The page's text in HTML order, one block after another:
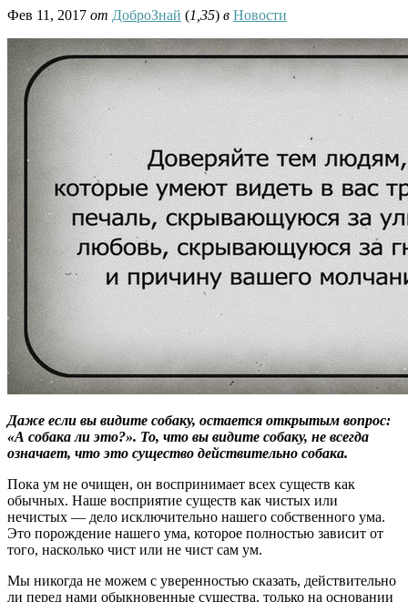
Фев 11, 2017 от ДоброЗнай (1,35) в Новости
Даже если вы видите собаку, остается открытым вопрос:
«А собака ли это?». То, что вы видите собаку, не всегда
означает, что это существо действительно собака.
Пока ум не очищен, он воспринимает всех существ как
обычных. Наше восприятие существ как чистых или
нечистых ― дело исключительно нашего собственного ума.
Это порождение нашего ума, которое полностью зависит от
того, насколько чист или не чист сам ум.
Мы никогда не можем с уверенностью сказать, действительно
ли перед нами обыкновенные существа, только на основании